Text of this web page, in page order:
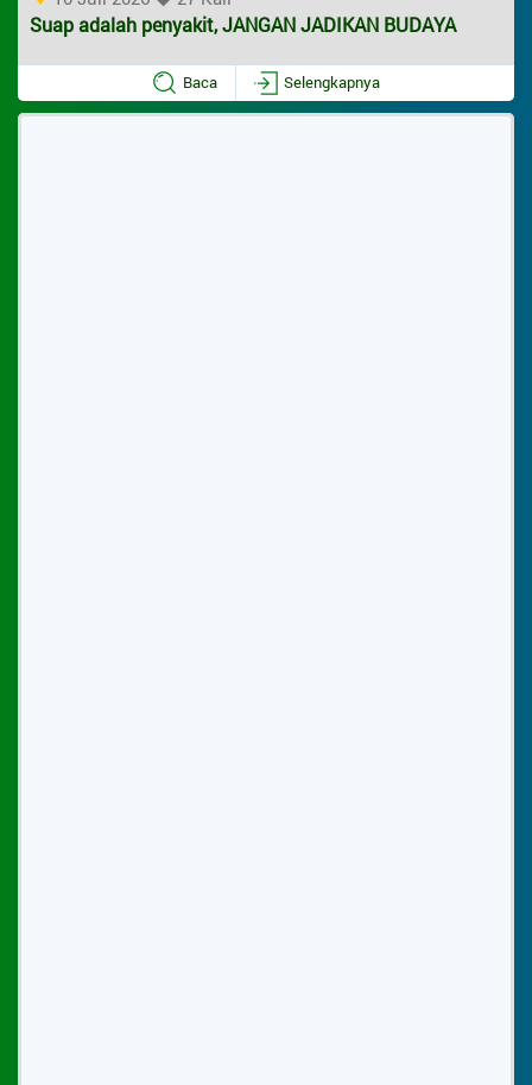
Suap adalah penyakit, JANGAN JADIKAN BUDAYA
Baca Selengkapnya